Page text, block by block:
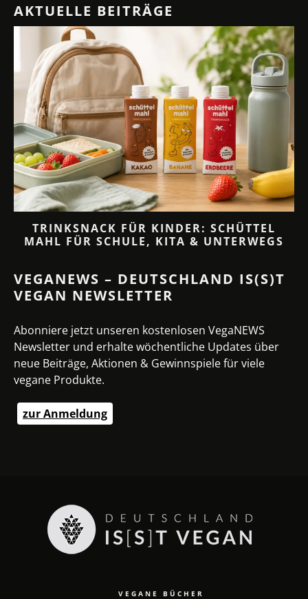
AKTUELLE BEITRÄGE
TRINKSNACK FÜR KINDER: SCHÜTTEL
MAHL FÜR SCHULE, KITA & UNTERWEGS
VEGANEWS – DEUTSCHLAND IS(S)T
VEGAN NEWSLETTER
Abonniere jetzt unseren kostenlosen VegaNEWS
Newsletter und erhalte wöchentliche Updates über
neue Beiträge, Aktionen & Gewinnspiele für viele
vegane Produkte.
zur Anmeldung
VEGANE BÜCHER